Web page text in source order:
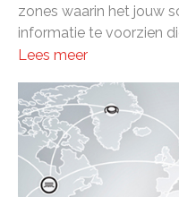
zones waarin het jouw
informatie te voorzien
Lees meer